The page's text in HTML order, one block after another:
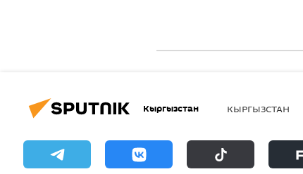
Кыргызстан КЫРГЫЗСТАН